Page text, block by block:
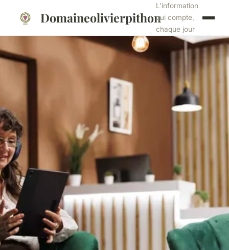
Domaineolivierpithon
L'information
qui compte,
chaque jour